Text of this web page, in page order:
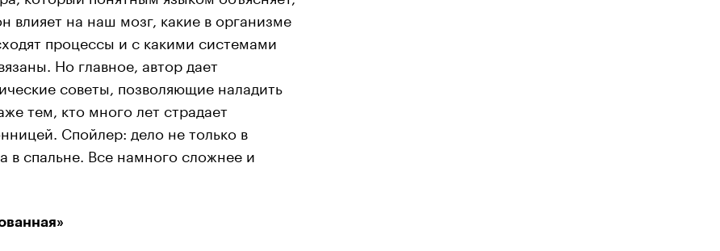
влияет на наш мозг, какие в организме
процессы и с какими системами
Но главное, автор дает
советы, позволяющие наладить
тем, кто много лет страдает
Спойлер: дело не только в
в спальне. Все намного сложнее и